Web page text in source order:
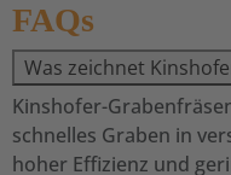
FAQs
Was zeichnet
Kinshofer-
schnelles Graben in
hoher Effizienz und